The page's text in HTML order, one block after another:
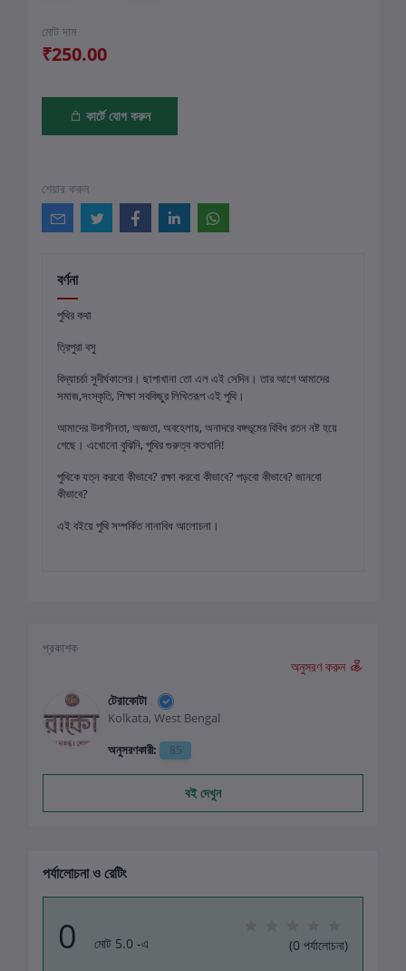
মোট দাম
₹250.00
কার্টে যোগ করুন
শেয়ার করুন
বর্ণনা
পুথির কথা
ত্রিপুরা বসু
বিদ্যাচর্চা সুদীর্ঘকালের। ছাপাখানা তো এল এই সেদিন। তার আগে আমাদের
সমাজ,সংস্কৃতি, শিক্ষা সবকিছুর লিখিতরূপ এই পুথি।
আমাদের উদাসীনতা, অজ্ঞতা, অবহেলায়, অনাদরে বঙ্গভূমের বিবিধ রতন নষ্ট হয়ে
গেছে। এখোনো বুঝিনি, পুথির গুরুত্ব কতখানি!
পুথিকে যত্ন করবো কীভাবে? রক্ষা করবো কীভাবে? পড়বো কীভাবে? জানবো
কীভাবে?
এই বইয়ে পুথি সম্পর্কিত নানাবিধ আলোচনা।
প্রকাশক
অনুসরণ করুন
টেরাকোটা
Kolkata, West Bengal
অনুসরণকারী:
85
বই দেখুন
পর্যালোচনা ও রেটিং
0 মোট 5.0 -এ (0 পর্যালোচনা)